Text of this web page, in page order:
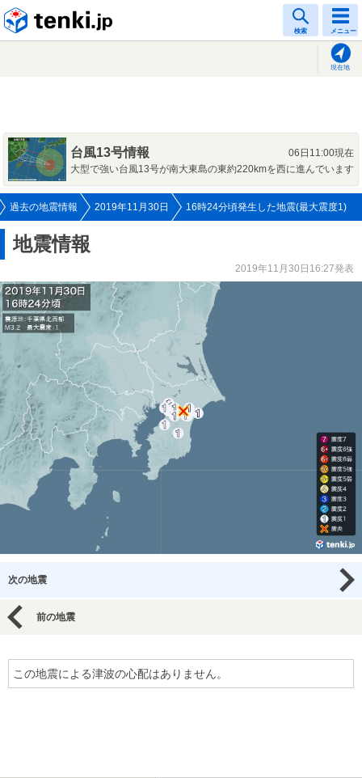
検索 メニュー
現在地
台風13号情報
06日11:00現在
大型で強い台風13号が南大東島の東約220kmを西に進んでいます
過去の地震情報 2019年11月30日 16時24分頃発生した地震(最大震度1)
地震情報
2019年11月30日16:27発表
次の地震
前の地震
この地震による津波の心配はありません。